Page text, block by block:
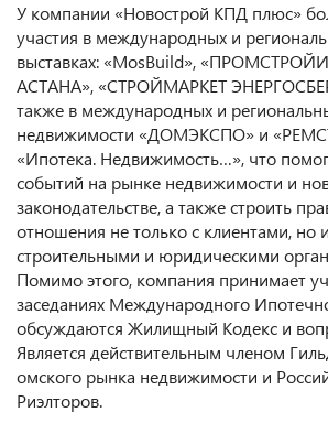
У компании «Новострой КПД плюс»
участия в международных и
выставках: «MosBuild»,
АСТАНА», «СТРОЙМАРКЕТ
также в международных и
недвижимости «ДОМЭКСПО» и
«Ипотека. Недвижимость…», что
событий на рынке недвижимости и
законодательстве, а также строить
отношения не только с клиентами, но
строительными и юридическими
Помимо этого, компания принимает
заседаниях Международного
обсуждаются Жилищный Кодекс и
Является действительным членом
омского рынка недвижимости и
Риэлторов.